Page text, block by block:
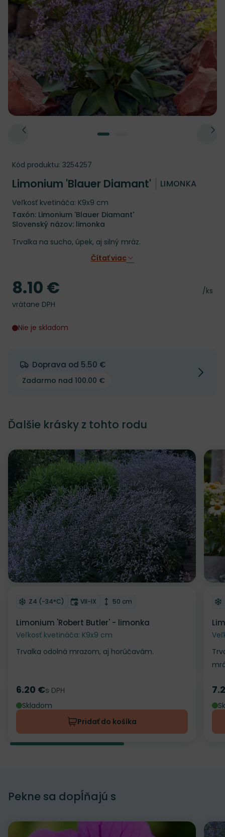
Kód produktu: 3254257
Limonium 'Blauer Diamant' LIMONKA
Veľkosť kvetináča: K9x9 cm
Taxón: Limonium 'Blauer Diamant'
Slovenský názov: limonka
Trvalka na sucho, úpek, aj silný mráz.
Čítať viac
Cena
/ks
Cena
8.10 €
vrátane DPH
Nie je skladom
Doprava od 5.50 €
Zadarmo nad 100.00 €
Ďalšie krásky z tohto rodu
Odober do zoznamu želaní
Mrazuvzdornosť
Z4 (-34°C) Doba kvitnutia
VII-IX Výška rastliny
50 cm
Limonium 'Robert Butler' - limonka
Veľkosť kvetináča: K9x9 cm
Trvalka odolná mrazom, aj horúčavám.
Cena
6.20 €s DPH
Skladom
Pridať do košíka
Pekne sa dopĺňajú s